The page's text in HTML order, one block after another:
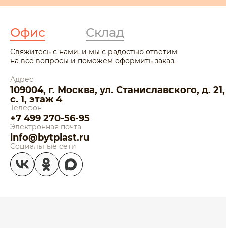
Офис Склад
Свяжитесь с нами, и мы с радостью ответим
на все вопросы и поможем оформить заказ.
Адрес
109004, г. Москва, ул. Станиславского, д. 21,
с. 1, этаж 4
Телефон
+7 499 270-56-95
Электронная почта
info@bytplast.ru
Социальные сети